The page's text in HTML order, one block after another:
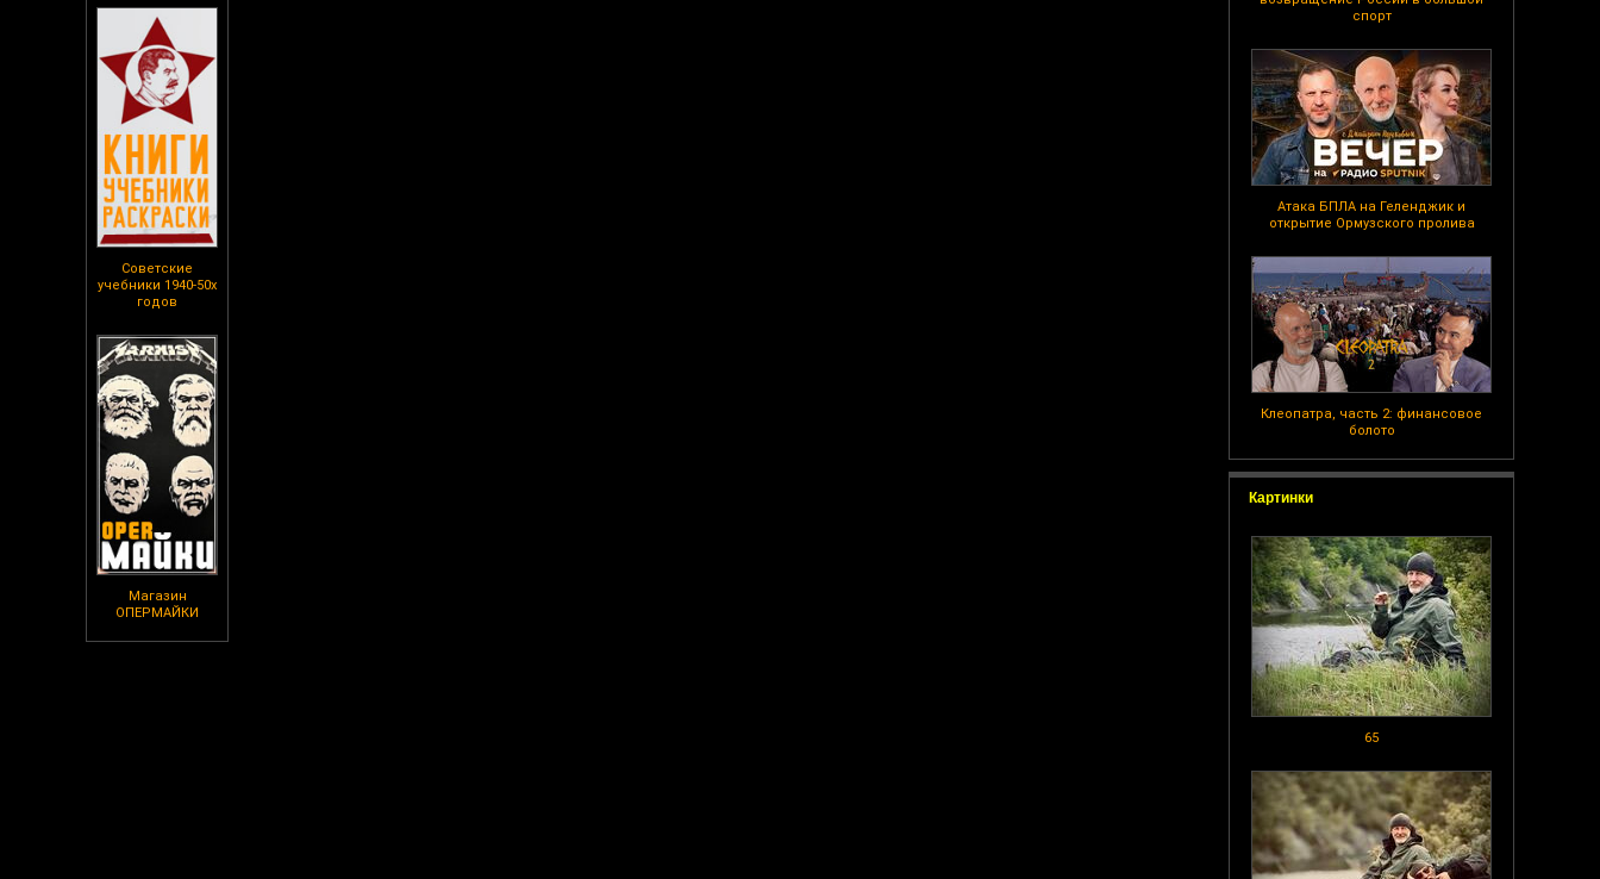
Советские
учебники 1940-50х
годов
Магазин
ОПЕРМАЙКИ
спорт
Атака БПЛА на Геленджик и
открытие Ормузского пролива
Клеопатра, часть 2: финансовое
болото
Картинки
65